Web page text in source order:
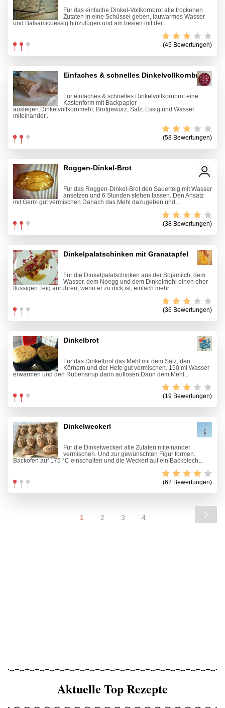
Für das einfache Dinkel-Vollkornbrot alle trockenen
Zutaten in eine Schüssel geben, lauwarmes Wasser
und Balsamicoessig hinzufügen und am besten mit der...
(45 Bewertungen)
Einfaches & schnelles Dinkelvollkornbrot
Für einfaches & schnelles Dinkelvollkornbrot eine
Kastenform mit Backpapier
auslegen.Dinkelvollkornmehl, Brotgewürz, Salz, Essig und Wasser
miteinander...
(58 Bewertungen)
Roggen-Dinkel-Brot
Für das Roggen-Dinkel-Brot den Sauerteig mit Wasser
ansetzen und 6 Stunden stehen lassen. Den Ansatz
mit Germ gut vermischen.Danach das Mehl dazugeben und...
(38 Bewertungen)
Dinkelpalatschinken mit Granatapfel
Für die Dinkelpalatschinken aus der Sojamilch, dem
Wasser, dem Noegg und dem Dinkelmehl einen eher
flüssigen Teig anrühren, wenn er zu dick ist, einfach mehr...
(36 Bewertungen)
Dinkelbrot
Für das Dinkelbrot das Mehl mit dem Salz, den
Körnern und der Hefe gut vermischen. 150 ml Wasser
erwärmen und den Rübensirup darin auflösen.Dann dem Mehl...
(19 Bewertungen)
Dinkelweckerl
Für die Dinkelweckerl alle Zutaten miteinander
vermischen. Und zur gewünschten Figur formen.
Backofen auf 175 °C einschalten und die Weckerl auf ein Backblech...
(62 Bewertungen)
1 2 3 4
Aktuelle Top Rezepte